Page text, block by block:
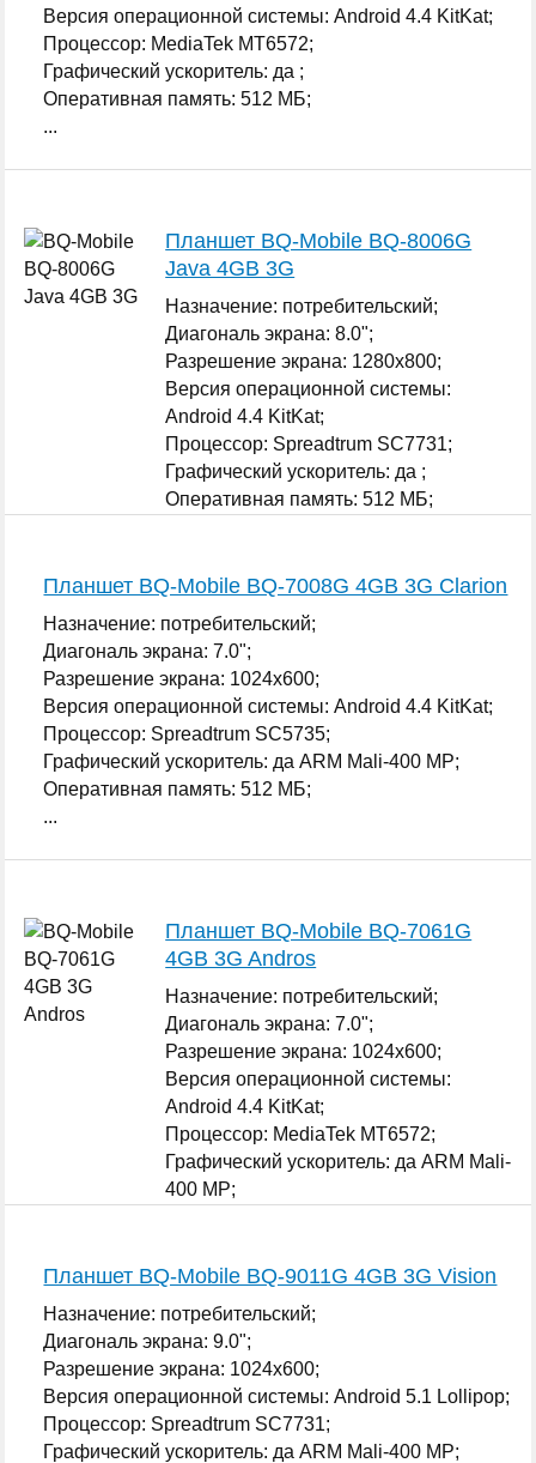
Версия операционной системы: Android 4.4 KitKat;
Процессор: MediaTek MT6572;
Графический ускоритель: да ;
Оперативная память: 512 МБ;
...
Планшет BQ-Mobile BQ-8006G
Java 4GB 3G
Назначение: потребительский;
Диагональ экрана: 8.0";
Разрешение экрана: 1280x800;
Версия операционной системы:
Android 4.4 KitKat;
Процессор: Spreadtrum SC7731;
Графический ускоритель: да ;
Оперативная память: 512 МБ;
Планшет BQ-Mobile BQ-7008G 4GB 3G Clarion
Назначение: потребительский;
Диагональ экрана: 7.0";
Разрешение экрана: 1024x600;
Версия операционной системы: Android 4.4 KitKat;
Процессор: Spreadtrum SC5735;
Графический ускоритель: да ARM Mali-400 MP;
Оперативная память: 512 МБ;
...
Планшет BQ-Mobile BQ-7061G
4GB 3G Andros
Назначение: потребительский;
Диагональ экрана: 7.0";
Разрешение экрана: 1024x600;
Версия операционной системы:
Android 4.4 KitKat;
Процессор: MediaTek MT6572;
Графический ускоритель: да ARM Mali-
400 MP;
Планшет BQ-Mobile BQ-9011G 4GB 3G Vision
Назначение: потребительский;
Диагональ экрана: 9.0";
Разрешение экрана: 1024x600;
Версия операционной системы: Android 5.1 Lollipop;
Процессор: Spreadtrum SC7731;
Графический ускоритель: да ARM Mali-400 MP;